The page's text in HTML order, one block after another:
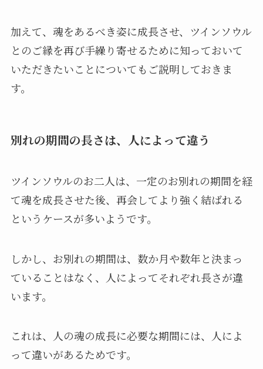
加えて、魂をあるべき姿に成長させ、ツインソウル
とのご縁を再び手繰り寄せるために知っておいて
いただきたいことについてもご説明しておきま
す。
別れの期間の長さは、人によって違う
ツインソウルのお二人は、一定のお別れの期間を経
て魂を成長させた後、再会してより強く結ばれる
というケースが多いようです。
しかし、お別れの期間は、数か月や数年と決まっ
ていることはなく、人によってそれぞれ長さが違
います。
これは、人の魂の成長に必要な期間には、人によ
って違いがあるためです。